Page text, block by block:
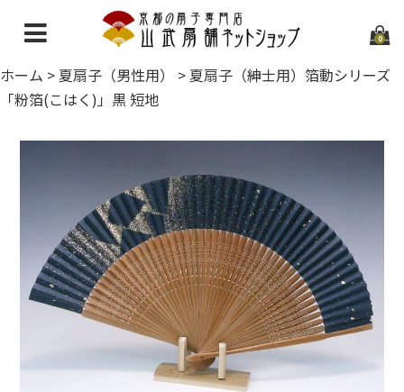
0
ホーム
ホーム > 夏扇子（男性用） > 夏扇子（紳士用）箔動シリーズ
「粉箔(こはく)」黒 短地